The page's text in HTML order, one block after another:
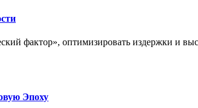
фактор», оптимизировать издержки и
Эпоху